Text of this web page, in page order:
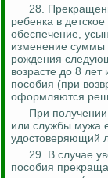
28.
ребенка в
обеспечение,
изменение суммы
рождения
возрасте до 8 лет
пособия (при
оформляются
При
или службы мужа
удостоверяющий
29. В случае
пособия